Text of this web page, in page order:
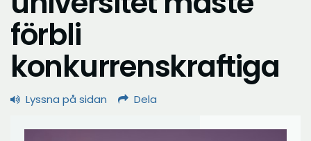
förbli
konkurrenskraftiga
Lyssna på sidan Dela